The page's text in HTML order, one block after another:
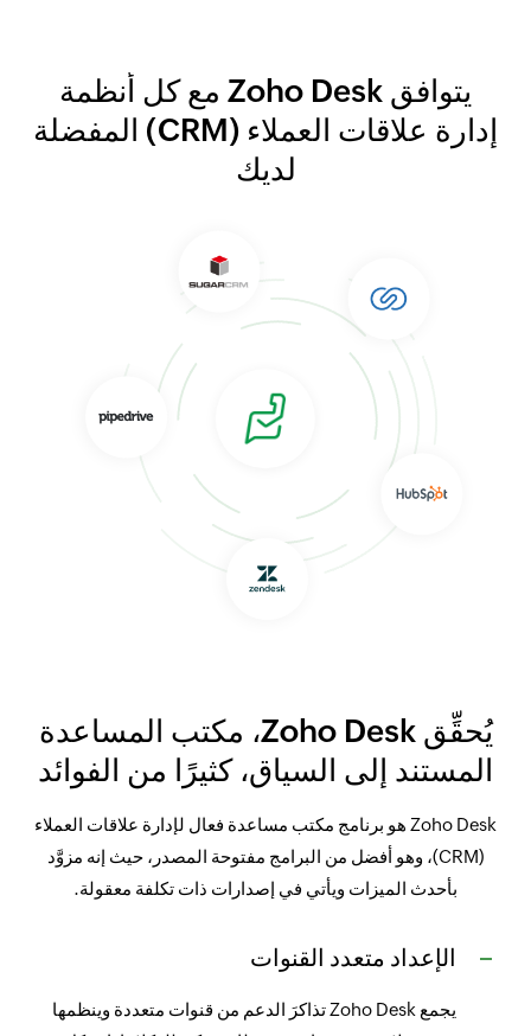
يتوافق Zoho Desk مع كل أنظمة
إدارة علاقات العملاء (CRM) المفضلة
لديك
يُحقِّق Zoho Desk، مكتب المساعدة
المستند إلى السياق، كثيرًا من الفوائد
Zoho Desk هو برنامج مكتب مساعدة فعال لإدارة علاقات العملاء
(CRM)، وهو أفضل من البرامج مفتوحة المصدر، حيث إنه مزوَّد
بأحدث الميزات ويأتي في إصدارات ذات تكلفة معقولة.
الإعداد متعدد القنوات
يجمع Zoho Desk تذاكرَ الدعم من قنوات متعددة وينظمها